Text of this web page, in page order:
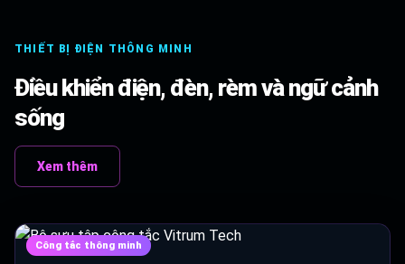
THIẾT BỊ ĐIỆN THÔNG MINH
Điều khiển điện, đèn, rèm và ngữ cảnh
sống
Xem thêm
Công tắc thông minh